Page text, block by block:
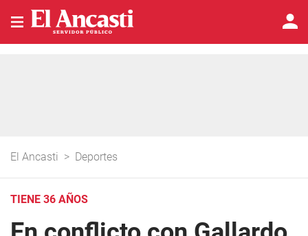
El Ancasti > Deportes
TIENE 36 AÑOS